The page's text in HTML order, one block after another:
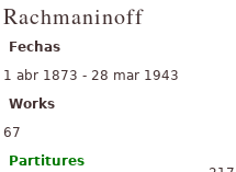
Rachmaninoff
Fechas
1 abr 1873 - 28 mar 1943
Works
67
Partitures